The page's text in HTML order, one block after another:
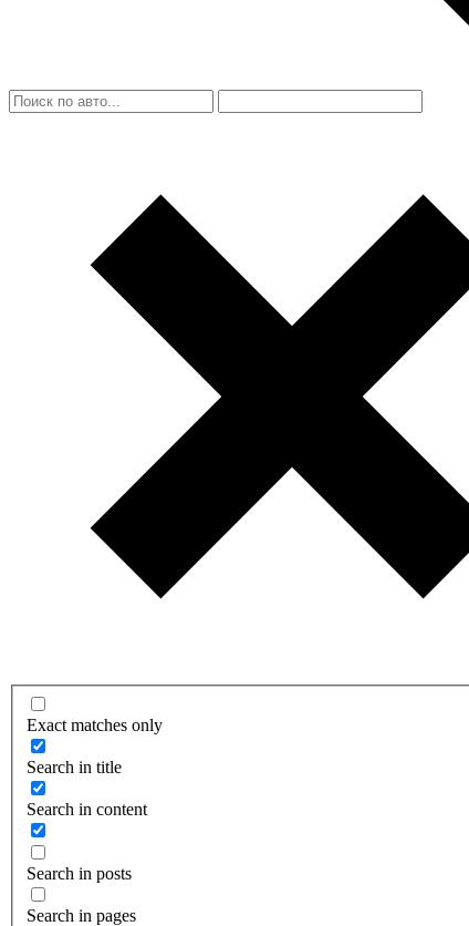
Exact matches only
Search in title
Search in content
Search in posts
Search in pages